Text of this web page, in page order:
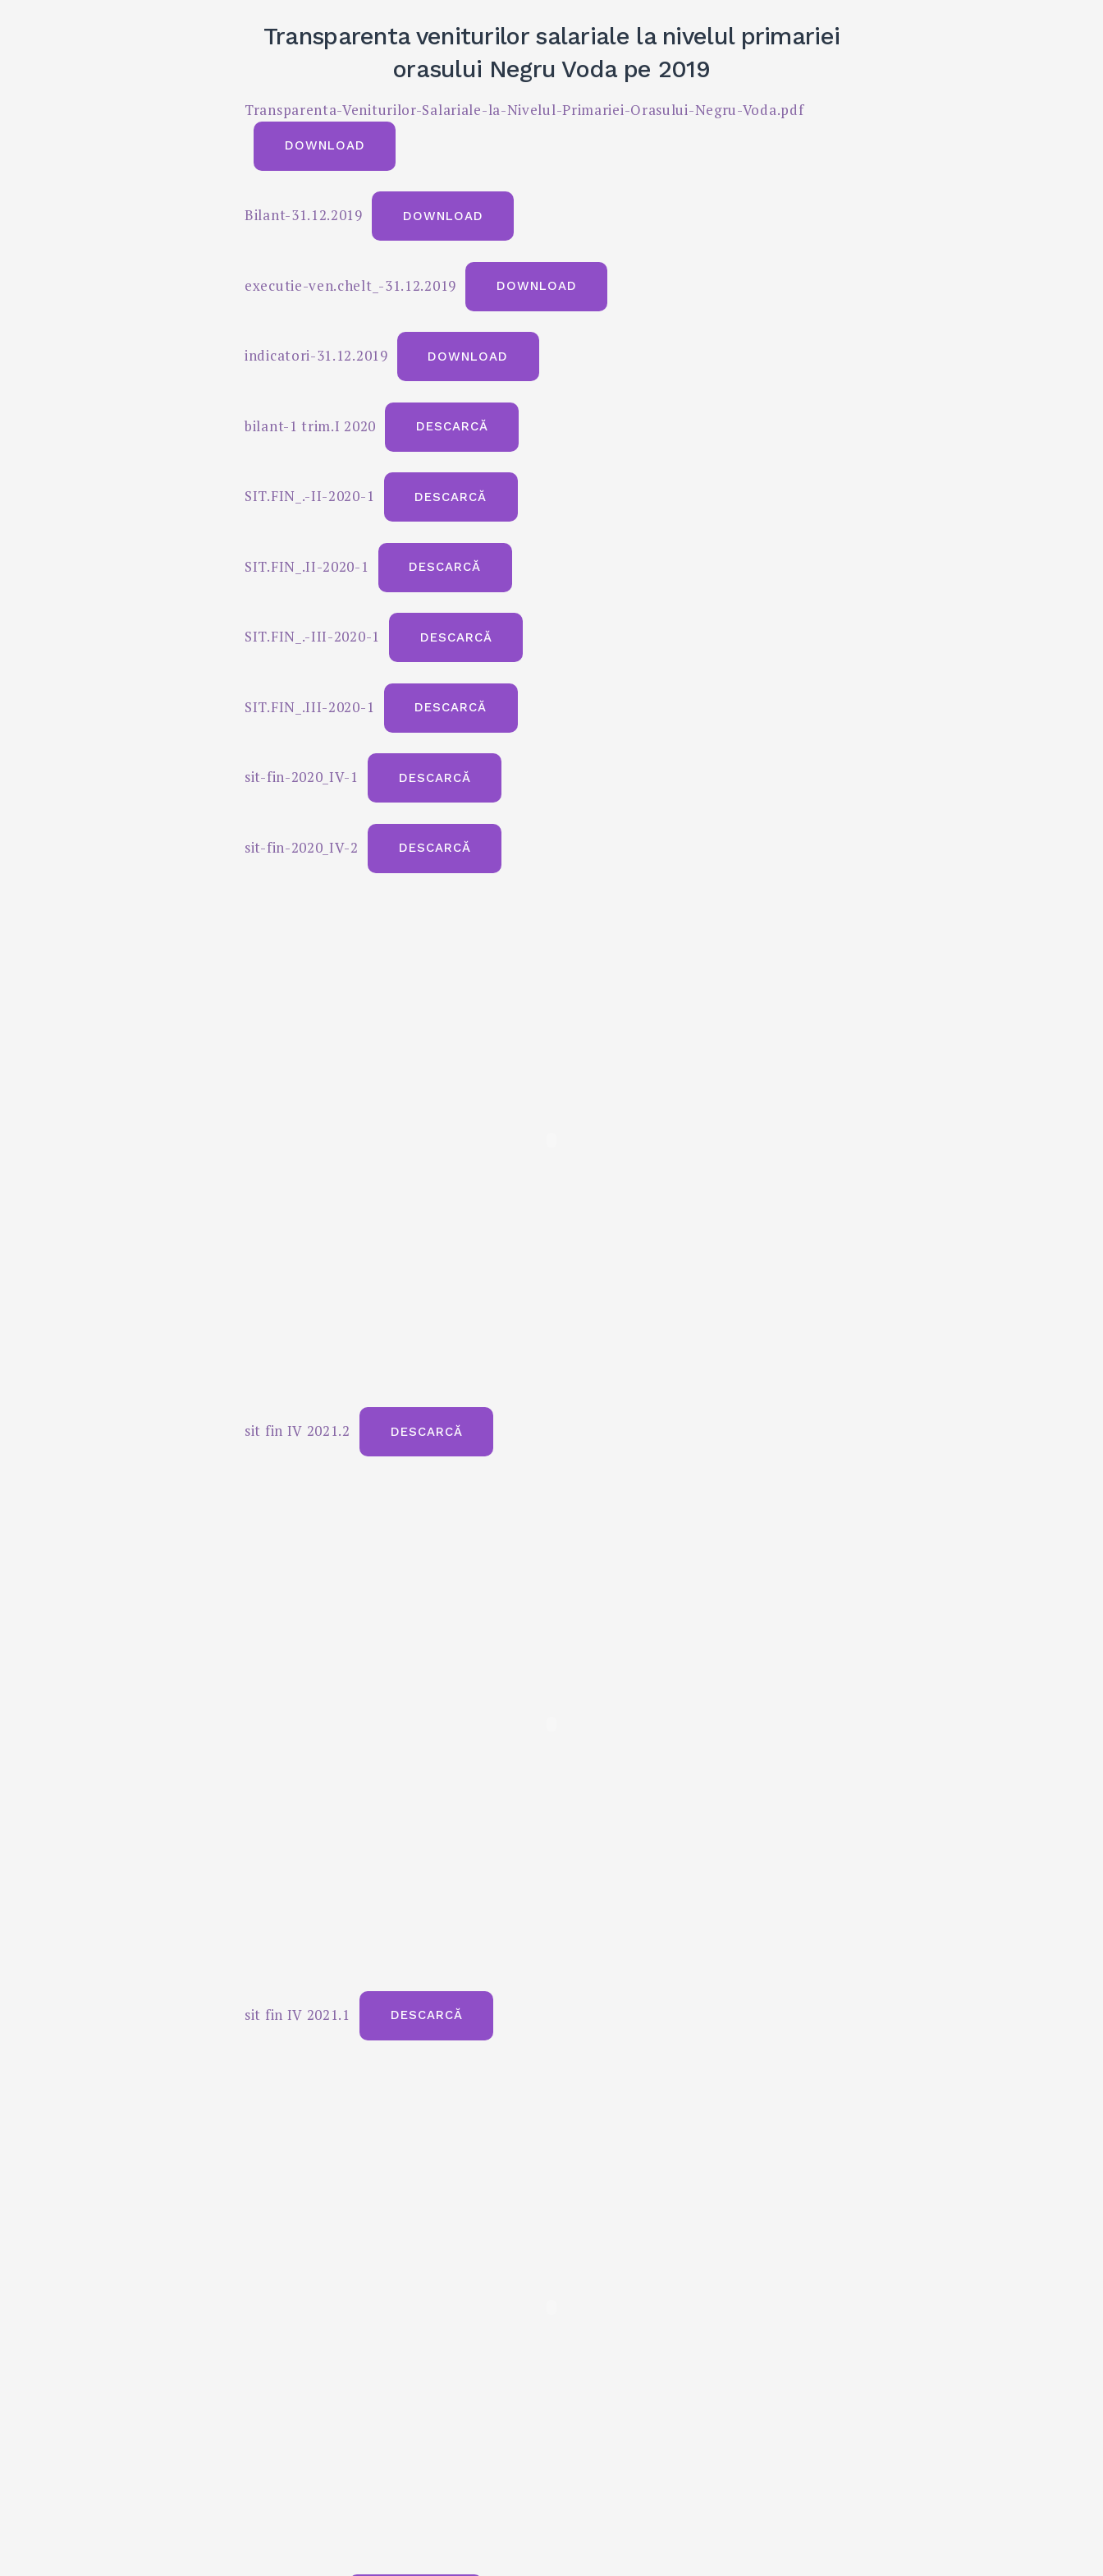
Transparenta veniturilor salariale la nivelul primariei
orasului Negru Voda pe 2019
Transparenta-Veniturilor-Salariale-la-Nivelul-Primariei-Orasului-Negru-Voda.pdf
DOWNLOAD
Bilant-31.12.2019 DOWNLOAD
executie-ven.chelt_-31.12.2019 DOWNLOAD
indicatori-31.12.2019 DOWNLOAD
bilant-1 trim.I 2020 DESCARCĂ
SIT.FIN_.-II-2020-1 DESCARCĂ
SIT.FIN_.II-2020-1 DESCARCĂ
SIT.FIN_.-III-2020-1 DESCARCĂ
SIT.FIN_.III-2020-1 DESCARCĂ
sit-fin-2020_IV-1 DESCARCĂ
sit-fin-2020_IV-2 DESCARCĂ
sit fin IV 2021.2 DESCARCĂ
sit fin IV 2021.1 DESCARCĂ